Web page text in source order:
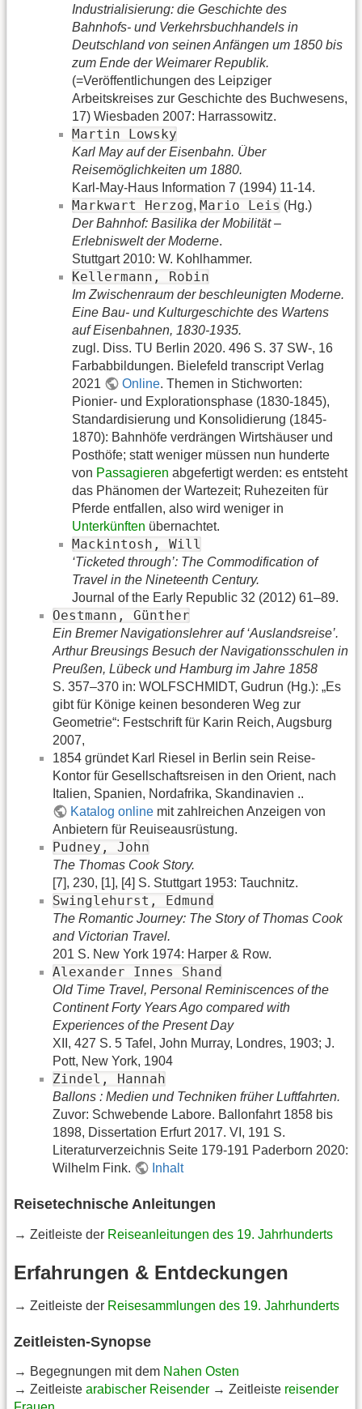
Industrialisierung: die Geschichte des
Bahnhofs- und Verkehrsbuchhandels in
Deutschland von seinen Anfängen um 1850 bis
zum Ende der Weimarer Republik.
(=Veröffentlichungen des Leipziger
Arbeitskreises zur Geschichte des Buchwesens,
17) Wiesbaden 2007: Harrassowitz.
Martin Lowsky
Karl May auf der Eisenbahn. Über
Reisemöglichkeiten um 1880.
Karl-May-Haus Information 7 (1994) 11-14.
Markwart Herzog, Mario Leis (Hg.)
Der Bahnhof: Basilika der Mobilität –
Erlebniswelt der Moderne.
Stuttgart 2010: W. Kohlhammer.
Kellermann, Robin
Im Zwischenraum der beschleunigten Moderne.
Eine Bau- und Kulturgeschichte des Wartens
auf Eisenbahnen, 1830-1935.
zugl. Diss. TU Berlin 2020. 496 S. 37 SW-, 16
Farbabbildungen. Bielefeld transcript Verlag
2021
Online. Themen in Stichworten:
Pionier- und Explorationsphase (1830-1845),
Standardisierung und Konsolidierung (1845-
1870): Bahnhöfe verdrängen Wirtshäuser und
Posthöfe; statt weniger müssen nun hunderte
von Passagieren abgefertigt werden: es entsteht
das Phänomen der Wartezeit; Ruhezeiten für
Pferde entfallen, also wird weniger in
Unterkünften übernachtet.
Mackintosh, Will
‘Ticketed through’: The Commodification of
Travel in the Nineteenth Century.
Journal of the Early Republic 32 (2012) 61–89.
Oestmann, Günther
Ein Bremer Navigationslehrer auf ‘Auslandsreise’.
Arthur Breusings Besuch der Navigationsschulen in
Preußen, Lübeck und Hamburg im Jahre 1858
S. 357–370 in: WOLFSCHMIDT, Gudrun (Hg.): „Es
gibt für Könige keinen besonderen Weg zur
Geometrie“: Festschrift für Karin Reich, Augsburg
2007,
1854 gründet Karl Riesel in Berlin sein Reise-
Kontor für Gesellschaftsreisen in den Orient, nach
Italien, Spanien, Nordafrika, Skandinavien ..
Katalog online mit zahlreichen Anzeigen von
Anbietern für Reuiseausrüstung.
Pudney, John
The Thomas Cook Story.
[7], 230, [1], [4] S. Stuttgart 1953: Tauchnitz.
Swinglehurst, Edmund
The Romantic Journey: The Story of Thomas Cook
and Victorian Travel.
201 S. New York 1974: Harper & Row.
Alexander Innes Shand
Old Time Travel, Personal Reminiscences of the
Continent Forty Years Ago compared with
Experiences of the Present Day
XII, 427 S. 5 Tafel, John Murray, Londres, 1903; J.
Pott, New York, 1904
Zindel, Hannah
Ballons : Medien und Techniken früher Luftfahrten.
Zuvor: Schwebende Labore. Ballonfahrt 1858 bis
1898, Dissertation Erfurt 2017. VI, 191 S.
Literaturverzeichnis Seite 179-191 Paderborn 2020:
Wilhelm Fink.
Inhalt
Reisetechnische Anleitungen
→ Zeitleiste der Reiseanleitungen des 19. Jahrhunderts
Erfahrungen & Entdeckungen
→ Zeitleiste der Reisesammlungen des 19. Jahrhunderts
Zeitleisten-Synopse
→ Begegnungen mit dem Nahen Osten
→ Zeitleiste arabischer Reisender → Zeitleiste reisender